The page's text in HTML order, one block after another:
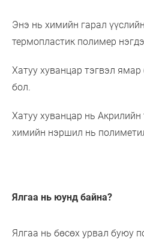
Энэ нь химийн гарал
термопластик полимер
Хатуу хуванцар тэгвэл
бол.
Хатуу хуванцар нь
химийн нэршил нь
Ялгаа нь юунд байна?
Ялгаа нь бөсөх урвал буюу